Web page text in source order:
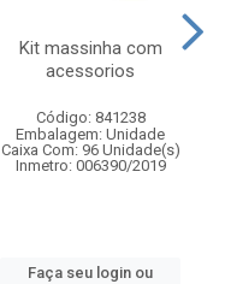
Kit massinha com
acessorios
Código: 841238
Embalagem: Unidade
Caixa Com: 96 Unidade(s)
Inmetro: 006390/2019
Faça seu login ou